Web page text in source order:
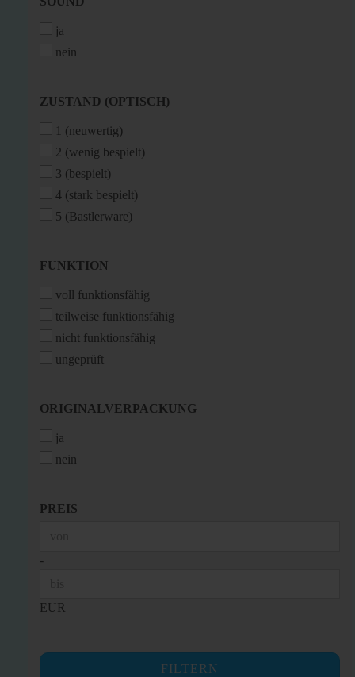
ja
nein
ZUSTAND
ZUSTAND (OPTISCH)
1 (neuwertig)
2 (wenig bespielt)
3 (bespielt)
4 (stark bespielt)
5 (Bastlerware)
FUNKTION
FUNKTION
voll funktionsfähig
teilweise funktionsfähig
nicht funktionsfähig
ungeprüft
ORIGINALVERPACKUNG
ORIGINALVERPACKUNG
ja
nein
PREIS
PREIS
-
EUR
FILTERN